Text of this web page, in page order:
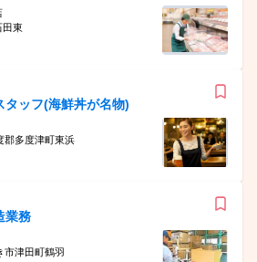
田東
タッフ(海鮮丼が名物)
郡多度津町東浜
業務
市津田町鶴羽